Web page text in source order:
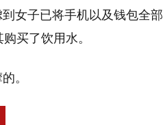
女子已将手机以及钱包全部
买了饮用水。
。